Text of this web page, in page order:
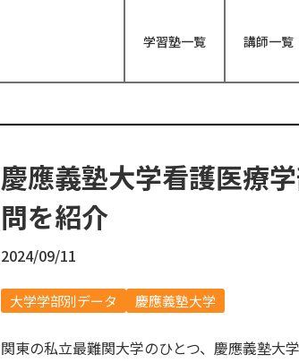
学習塾一覧 講師一覧
慶應義塾大学看護医療
問を紹介
2024/09/11
大学学部別データ 慶應義塾大学
関東の私立最難関大学のひとつ、慶應義塾大学